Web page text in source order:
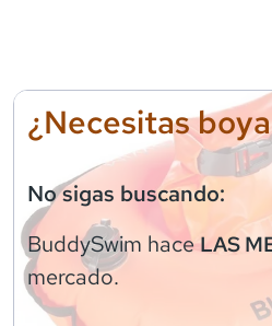
¿Necesitas
No sigas buscando:
BuddySwim haceLAS
mercado.